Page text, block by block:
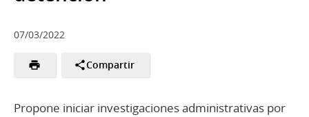
07/03/2022
Compartir
Propone iniciar investigaciones administrativas por